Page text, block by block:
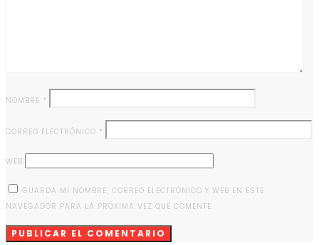
NOMBRE *
CORREO ELECTRÓNICO *
WEB
GUARDA MI NOMBRE, CORREO ELECTRÓNICO Y WEB EN ESTE
NAVEGADOR PARA LA PRÓXIMA VEZ QUE COMENTE.